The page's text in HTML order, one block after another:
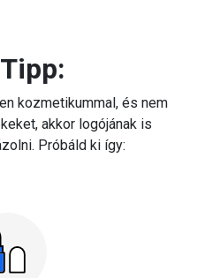
kozmetikummal, és nem
akkor logójának is
Próbáld ki így: